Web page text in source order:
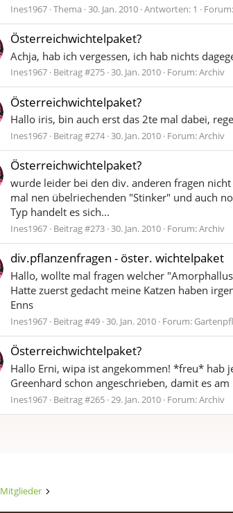
Ines1967 Thema 30. Jan. 2010 Antworten: 1 Forum:
Österreichwichtelpaket?
Achja, hab ich vergessen, ich hab nichts
Ines1967 Beitrag #275 30. Jan. 2010 Forum:Archiv
Österreichwichtelpaket?
Hallo iris, bin auch erst das 2te mal dabei,
Ines1967 Beitrag #274 30. Jan. 2010 Forum:Archiv
Österreichwichtelpaket?
wurde leider bei den div. anderen fragen
mal nen übelriechenden "Stinker" und auch
Typ handelt es sich...
Ines1967 Beitrag #273 30. Jan. 2010 Forum:Archiv
div.pflanzenfragen - öster. wichtelpaket
Hallo, wollte mal fragen welcher
Hatte zuerst gedacht meine Katzen haben
Enns
Ines1967 Beitrag #49 30. Jan. 2010 Forum:
Österreichwichtelpaket?
Hallo Erni, wipa ist angekommen! *freu* hab
Greenhard schon angeschrieben, damit es
Ines1967 Beitrag #265 29. Jan. 2010 Forum:Archiv
Mitglieder